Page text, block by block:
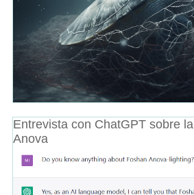
Entrevista con ChatGPT sobre
Anova